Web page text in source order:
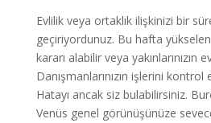
Evlilik veya ortaklık ilişkinizi bir
geçiriyordunuz. Bu hafta yükselen
kararı alabilir veya yakınlarınızın
Danışmanlarınızın işlerini
Hatayı ancak siz bulabilirsiniz.
Venüs genel görünüşünüze